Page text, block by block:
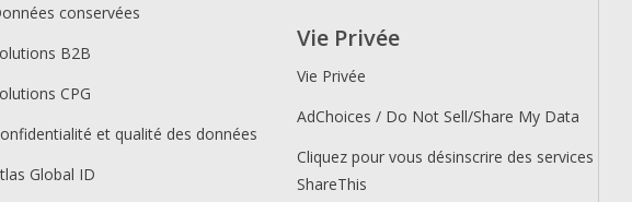
conservées
B2B
CPG
et qualité des données
Global ID
Vie Privée
Vie Privée
AdChoices / Do Not Sell/Share My Data
Cliquez pour vous désinscrire des services
ShareThis